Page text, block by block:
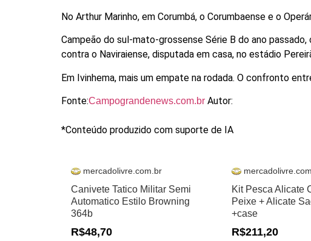
No Arthur Marinho, em Corumbá, o Corumbaense e o
Campeão do sul-mato-grossense Série B do ano
contra o Naviraiense, disputada em casa, no estádio
Em Ivinhema, mais um empate na rodada. O confronto
Fonte:Campograndenews.com.br Autor:
*Conteúdo produzido com suporte de IA
mercadolivre.com.br
Canivete Tatico Militar Semi
Automatico Estilo Browning
364b
R$48,70
Kit Pesca Alicate
Peixe + Alicate
+case
R$211,20